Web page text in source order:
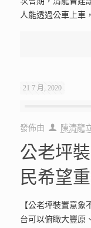
人能透過公車上車
21 7 月, 2020
發佈由 陳清龍
公老坪
民希望
【公老坪裝置意
台可以俯瞰大豐原